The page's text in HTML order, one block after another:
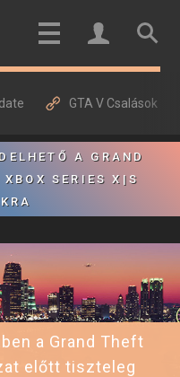
GTA V Csalások
A GRAND
SERIES X|S
a Grand Theft
előtt tiszteleg